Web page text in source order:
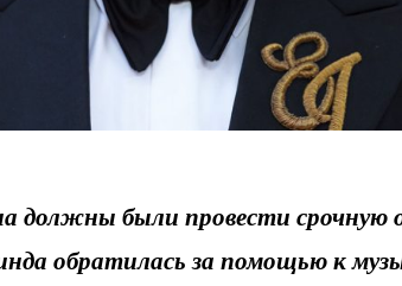
были провести срочную
обратилась за помощью к